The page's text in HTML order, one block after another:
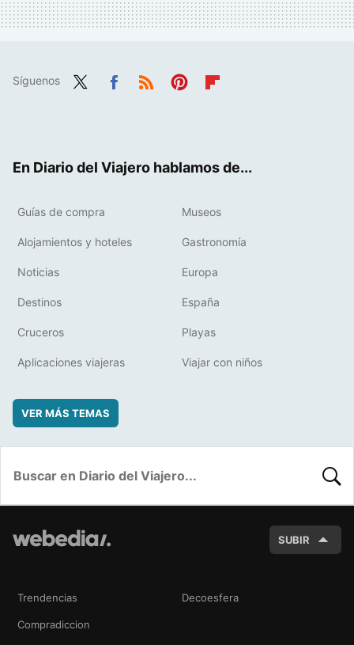
Síguenos
En Diario del Viajero hablamos de...
Guías de compra Museos
Alojamientos y hoteles Gastronomía
Noticias Europa
Destinos España
Cruceros Playas
Aplicaciones viajeras Viajar con niños
VER MÁS TEMAS
SUBIR
Trendencias Decoesfera
Compradiccion